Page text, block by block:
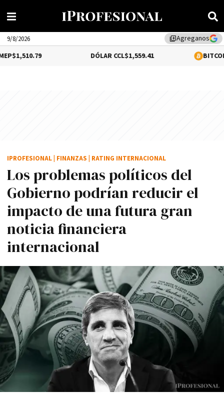
library_addAgreganos
9/8/2026
$1,559.41 BITCOIN0.39%
Los problemas políticos del
Gobierno podrían reducir el
impacto de una futura gran
noticia financiera
internacional
IPROFESIONAL FINANZAS RATING INTERNACIONAL